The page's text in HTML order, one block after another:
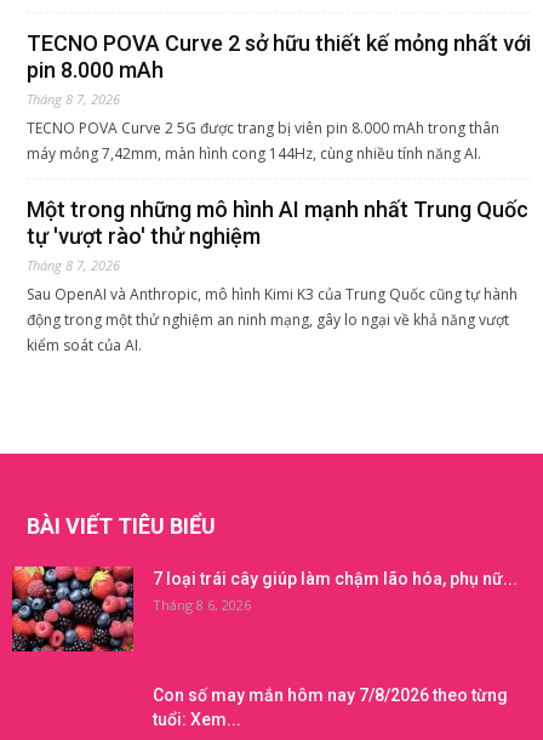
TECNO POVA Curve 2 sở hữu thiết kế mỏng nhất với
pin 8.000 mAh
Tháng 8 7, 2026
TECNO POVA Curve 2 5G được trang bị viên pin 8.000 mAh trong thân
máy mỏng 7,42mm, màn hình cong 144Hz, cùng nhiều tính năng AI.
Một trong những mô hình AI mạnh nhất Trung Quốc
tự 'vượt rào' thử nghiệm
Tháng 8 7, 2026
Sau OpenAI và Anthropic, mô hình Kimi K3 của Trung Quốc cũng tự hành
động trong một thử nghiệm an ninh mạng, gây lo ngại về khả năng vượt
kiểm soát của AI.
BÀI VIẾT TIÊU BIỂU
7 loại trái cây giúp làm chậm lão hóa, phụ nữ...
Tháng 8 6, 2026
Con số may mắn hôm nay 7/8/2026 theo từng
tuổi: Xem...